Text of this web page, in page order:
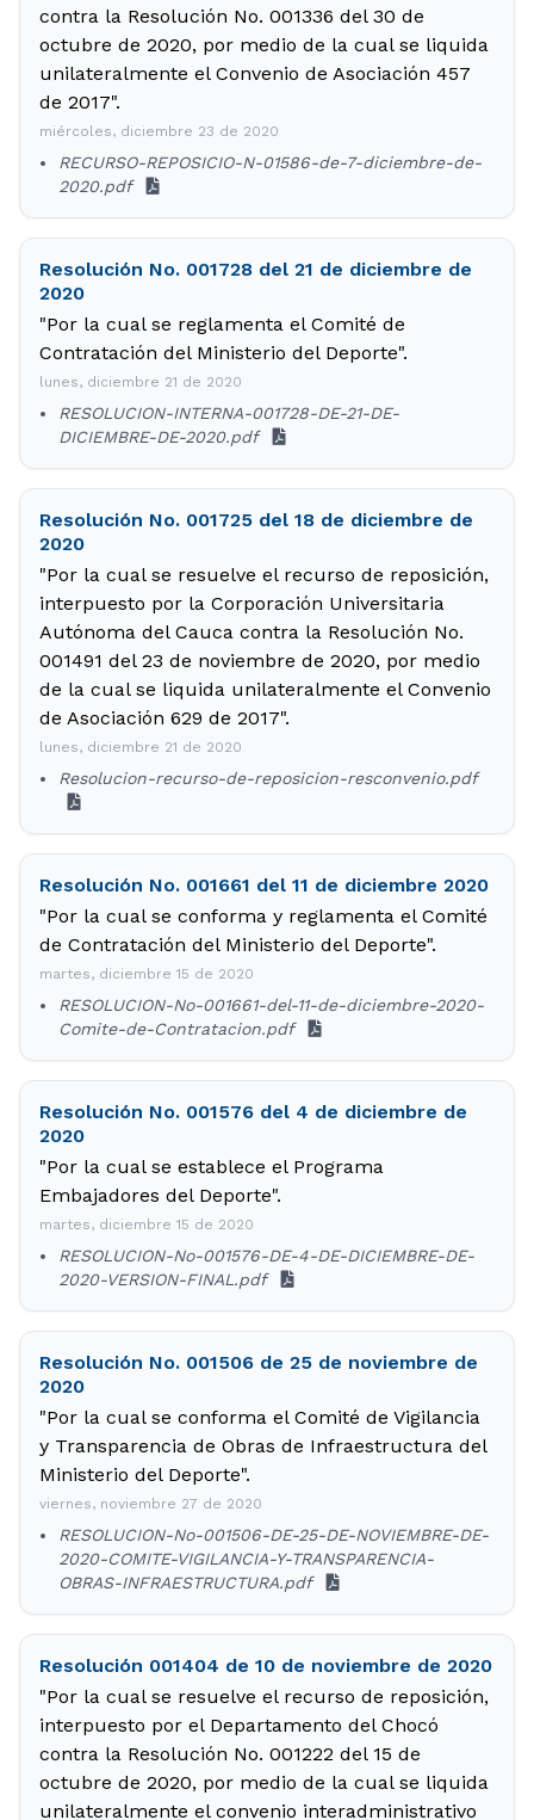
contra la Resolución No. 001336 del 30 de
octubre de 2020, por medio de la cual se liquida
unilateralmente el Convenio de Asociación 457
de 2017".
miércoles, diciembre 23 de 2020
RECURSO-REPOSICIO-N-01586-de-7-diciembre-de-
2020.pdf
Resolución No. 001728 del 21 de diciembre de
2020
"Por la cual se reglamenta el Comité de
Contratación del Ministerio del Deporte".
lunes, diciembre 21 de 2020
RESOLUCION-INTERNA-001728-DE-21-DE-
DICIEMBRE-DE-2020.pdf
Resolución No. 001725 del 18 de diciembre de
2020
"Por la cual se resuelve el recurso de reposición,
interpuesto por la Corporación Universitaria
Autónoma del Cauca contra la Resolución No.
001491 del 23 de noviembre de 2020, por medio
de la cual se liquida unilateralmente el Convenio
de Asociación 629 de 2017".
lunes, diciembre 21 de 2020
Resolucion-recurso-de-reposicion-resconvenio.pdf
Resolución No. 001661 del 11 de diciembre 2020
"Por la cual se conforma y reglamenta el Comité
de Contratación del Ministerio del Deporte".
martes, diciembre 15 de 2020
RESOLUCION-No-001661-del-11-de-diciembre-2020-
Comite-de-Contratacion.pdf
Resolución No. 001576 del 4 de diciembre de
2020
"Por la cual se establece el Programa
Embajadores del Deporte".
martes, diciembre 15 de 2020
RESOLUCION-No-001576-DE-4-DE-DICIEMBRE-DE-
2020-VERSION-FINAL.pdf
Resolución No. 001506 de 25 de noviembre de
2020
"Por la cual se conforma el Comité de Vigilancia
y Transparencia de Obras de Infraestructura del
Ministerio del Deporte".
viernes, noviembre 27 de 2020
RESOLUCION-No-001506-DE-25-DE-NOVIEMBRE-DE-
2020-COMITE-VIGILANCIA-Y-TRANSPARENCIA-
OBRAS-INFRAESTRUCTURA.pdf
Resolución 001404 de 10 de noviembre de 2020
"Por la cual se resuelve el recurso de reposición,
interpuesto por el Departamento del Chocó
contra la Resolución No. 001222 del 15 de
octubre de 2020, por medio de la cual se liquida
unilateralmente el convenio interadministrativo